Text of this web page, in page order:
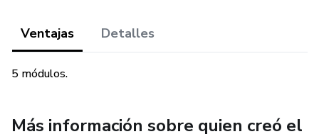
Ventajas Detalles
5 módulos.
Más información sobre quien creó el